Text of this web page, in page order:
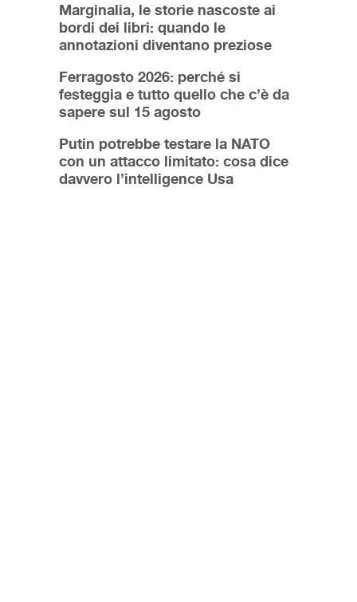
Marginalia, le storie nascoste ai
bordi dei libri: quando le
annotazioni diventano preziose
Ferragosto 2026: perché si
festeggia e tutto quello che c’è da
sapere sul 15 agosto
Putin potrebbe testare la NATO
con un attacco limitato: cosa dice
davvero l’intelligence Usa